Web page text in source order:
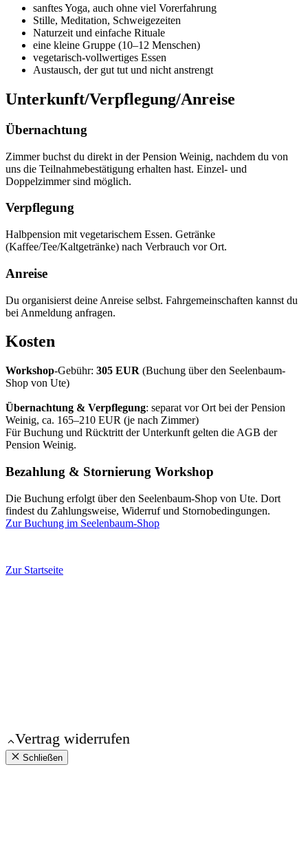
sanftes Yoga, auch ohne viel Vorerfahrung
Stille, Meditation, Schweigezeiten
Naturzeit und einfache Rituale
eine kleine Gruppe (10–12 Menschen)
vegetarisch-vollwertiges Essen
Austausch, der gut tut und nicht anstrengt
Unterkunft/Verpflegung/Anreise
Übernachtung
Zimmer buchst du direkt in der Pension Weinig, nachdem du von
uns die Teilnahmebestätigung erhalten hast. Einzel- und
Doppelzimmer sind möglich.
Verpflegung
Halbpension mit vegetarischem Essen. Getränke
(Kaffee/Tee/Kaltgetränke) nach Verbrauch vor Ort.
Anreise
Du organisierst deine Anreise selbst. Fahrgemeinschaften kannst du
bei Anmeldung anfragen.
Kosten
Workshop-Gebühr: 305 EUR (Buchung über den Seelenbaum-
Shop von Ute)
Übernachtung & Verpflegung: separat vor Ort bei der Pension
Weinig, ca. 165–210 EUR (je nach Zimmer)
Für Buchung und Rücktritt der Unterkunft gelten die AGB der
Pension Weinig.
Bezahlung & Stornierung Workshop
Die Buchung erfolgt über den Seelenbaum-Shop von Ute. Dort
findest du Zahlungsweise, Widerruf und Stornobedingungen.
Zur Buchung im Seelenbaum-Shop
Zur Startseite
Vertrag widerrufen
Schließen